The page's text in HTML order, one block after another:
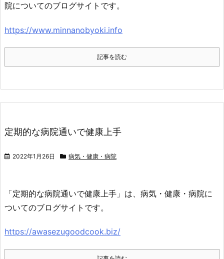
院についてのブログサイトです。
https://www.minnanobyoki.info
記事を読む
定期的な病院通いで健康上手
2022年1月26日 病気・健康・病院
「定期的な病院通いで健康上手」は、病気・健康・病院に
ついてのブログサイトです。
https://awasezugoodcook.biz/